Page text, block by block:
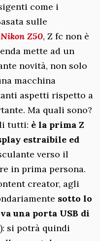
come i
sulle
Nikon Z50, Z fc non è
mette ad un
novità, non solo
macchina
aspetti rispetto a
Ma quali sono?
tutti: è la prima Z
estraibile ed
verso il
in prima persona.
creator, agli
sotto lo
una porta USB di
si potrà quindi